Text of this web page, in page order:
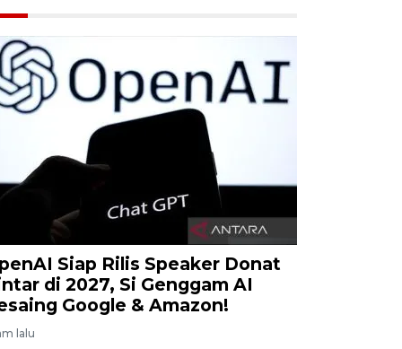
Siap Rilis Speaker Donat
di 2027, Si Genggam AI
Google & Amazon!
lalu